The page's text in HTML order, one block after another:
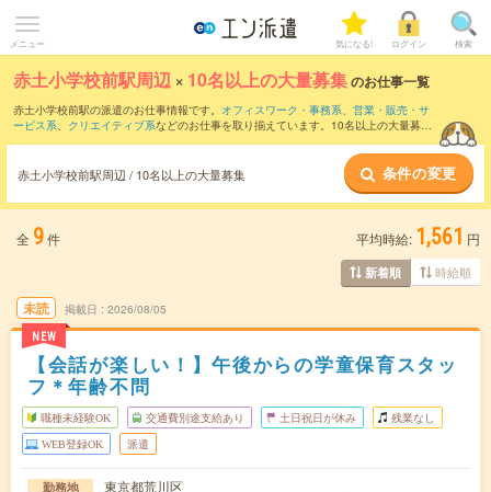
メニュー 気になる! ログイン 検索
赤土小学校前駅周辺 × 10名以上の大量募集のお仕事一覧
赤土小学校前駅の派遣のお仕事情報です。 オフィスワーク・事務系、 営業・販売・サ
ービス系、 クリエイティブ系などのお仕事を取り揃えています。10名以上の大量募集
赤土小学校前駅周辺 / 10名以上の大量募集 条件の変更
全 9件 平均時給: 1,561 円
新着順 時給順
未読
NEW
掲載日 2026/08/05
【会話が楽しい！】午後からの学童保育スタッ
フ＊年齢不問
職種未経験OK 交通費別途支給あり 土日祝日が休み 残業なし
WEB登録OK 派遣
勤務地
東京都荒川区